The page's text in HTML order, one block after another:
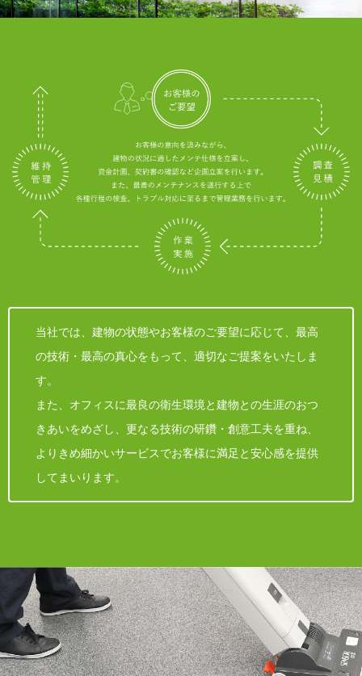
当社では、建物の状態やお客様のご要望に応じて、最高
の技術・最高の真心をもって、適切なご提案をいたしま
す。
また、オフィスに最良の衛生環境と建物との生涯のおつ
きあいをめざし、更なる技術の研鑽・創意工夫を重ね、
よりきめ細かいサービスでお客様に満足と安心感を提供
してまいります。